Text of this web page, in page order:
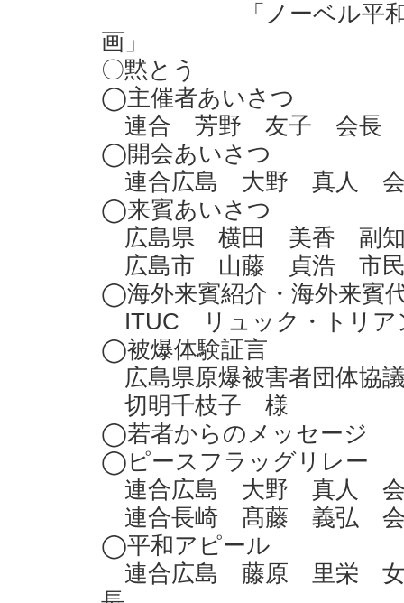
「ノーベル平和賞
画」
〇黙とう
◯主催者あいさつ
連合 芳野 友子 会長
◯開会あいさつ
連合広島 大野 真人
◯来賓あいさつ
広島県 横田 美香 副
広島市 山藤 貞浩 市民
◯海外来賓紹介・海外来賓
ITUC リュック・トリ
◯被爆体験証言
広島県原爆被害者団体協
切明千枝子 様
◯若者からのメッセージ
◯ピースフラッグリレー
連合広島 大野 真人
連合長崎 髙藤 義弘
◯平和アピール
連合広島 藤原 里栄 女